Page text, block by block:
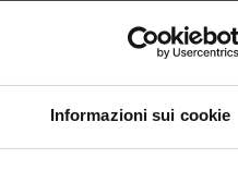
Informazioni sui cookie